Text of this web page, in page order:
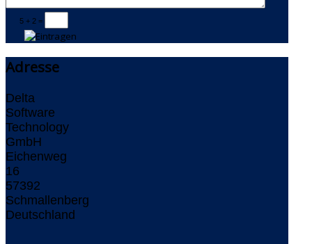
5 + 2 =
Adresse
Delta
Software
Technology
GmbH
Eichenweg
16
57392
Schmallenberg
Deutschland